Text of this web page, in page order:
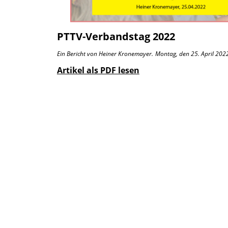
PTTV-Verbandstag 2022
Ein Bericht von Heiner Kronemayer. Montag, den 25. April
Artikel als PDF lesen